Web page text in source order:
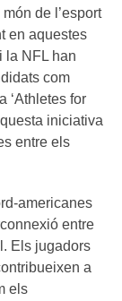
de l’esport
en aquestes
la NFL han
com
‘Athletes for
iniciativa
entre els
americanes
entre
Els jugadors
a
els